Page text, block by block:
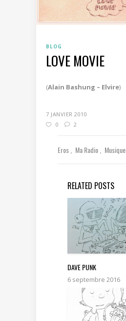
BLOG
LOVE MOVIE
(Alain Bashung – Elvire)
7 JANVIER 2010
0
2
Eros Ma Radio Musique
RELATED POSTS
DAVE PUNK
6 septembre 2016